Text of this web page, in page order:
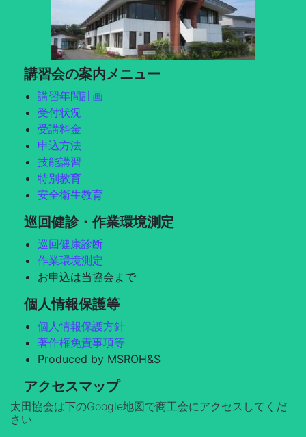
講習会の案内メニュー
講習年間計画
受付状況
受講料金
申込方法
技能講習
特別教育
安全衛生教育
巡回健診・作業環境測定
巡回健康診断
作業環境測定
お申込は当協会まで
個人情報保護等
個人情報保護方針
著作権免責事項等
Produced by MSROH&S
アクセスマップ
太田協会は下のGoogle地図で商工会にアクセスしてくだ
さい